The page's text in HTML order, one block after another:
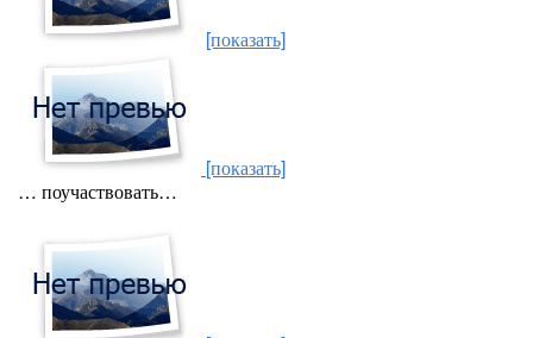
[показать]
[показать]
… поучаствовать…